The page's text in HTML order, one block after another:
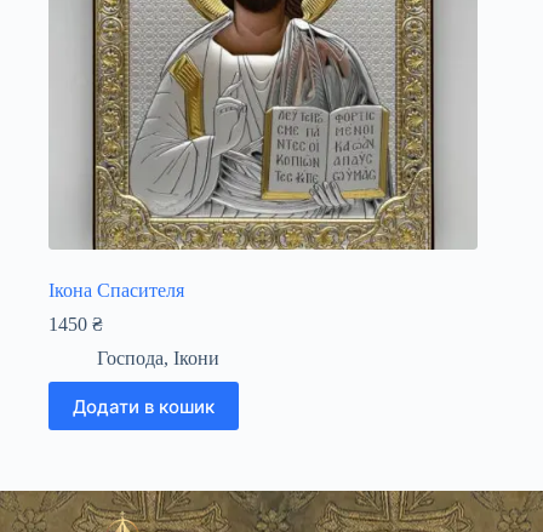
Ікона Спасителя
1450 ₴
Господа, Ікони
Додати в кошик